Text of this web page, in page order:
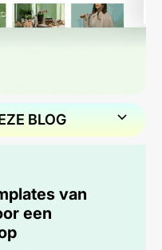
BLOG
templates
van
een